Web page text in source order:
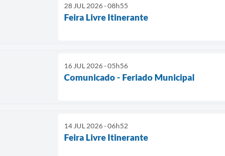
28 JUL 2026 - 08h55
Feira Livre Itinerante
16 JUL 2026 - 05h56
Comunicado - Feriado Municipal
14 JUL 2026 - 06h52
Feira Livre Itinerante